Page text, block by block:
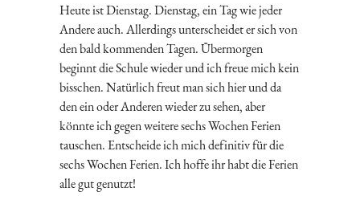
Heute ist Dienstag. Dienstag, ein Tag wie jeder
Andere auch. Allerdings unterscheidet er sich von
den bald kommenden Tagen. Übermorgen
beginnt die Schule wieder und ich freue mich kein
bisschen. Natürlich freut man sich hier und da
den ein oder Anderen wieder zu sehen, aber
könnte ich gegen weitere sechs Wochen Ferien
tauschen. Entscheide ich mich definitiv für die
sechs Wochen Ferien. Ich hoffe ihr habt die Ferien
alle gut genutzt!